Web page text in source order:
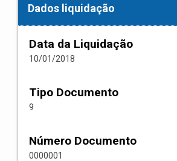
Dados liquidação
Data da Liquidação
10/01/2018
Tipo Documento
9
Número Documento
0000001